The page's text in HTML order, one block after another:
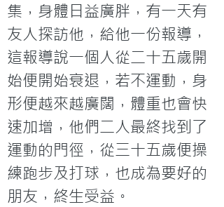
集，身體日益廣胖，有一天有
友人探訪他，給他一份報導，
這報導說一個人從二十五歲開
始便開始衰退，若不運動，身
形便越來越廣闊，體重也會快
速加增，他們二人最終找到了
運動的門徑，從三十五歲便操
練跑步及打球，也成為要好的
朋友，終生受益。